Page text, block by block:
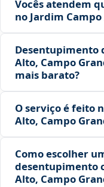
Vocês atendem
no Jardim Campo
Desentupimento
Alto, Campo
mais barato?
O serviço é feito
Alto, Campo
Como escolher
desentupimento
Alto, Campo